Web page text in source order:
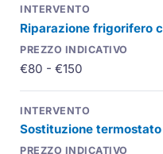
Riparazione frigorifero
€80 - €150
Sostituzione